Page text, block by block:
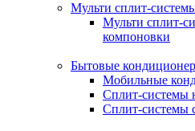
Мульти сплит-
Мульти сплит-
компоновки
Бытовые
Мобильные
Сплит-системы
Сплит-системы